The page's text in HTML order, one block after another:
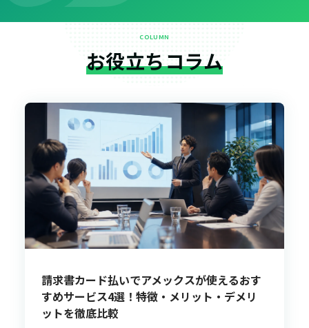
COLUMN
お役立ちコラム
請求書カード払いでアメックスが使えるおす
すめサービス4選！特徴・メリット・デメリ
ットを徹底比較